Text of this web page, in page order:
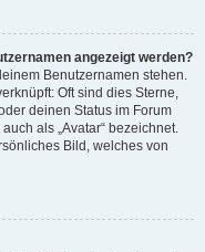
angezeigt werden?
Benutzernamen stehen.
Oft sind dies Sterne,
deinen Status im Forum
als „Avatar“ bezeichnet.
Bild, welches von